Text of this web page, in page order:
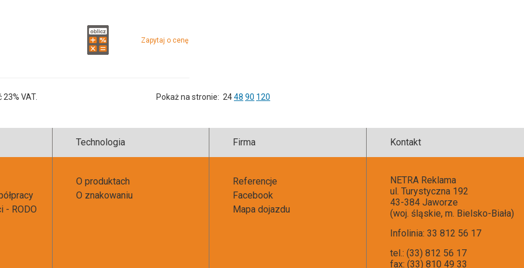
Zapytaj o cenę
VAT. Pokaż na stronie: 2448 90 120
- RODO
Technologia
O produktach
O znakowaniu
Firma
Referencje
Facebook
Mapa dojazdu
Kontakt
NETRA Reklama
ul. Turystyczna 192
43-384 Jaworze
(woj. śląskie, m. Bielsko-Biała)
Infolinia: 33 812 56 17
tel.: (33) 812 56 17
fax: (33) 810 49 33